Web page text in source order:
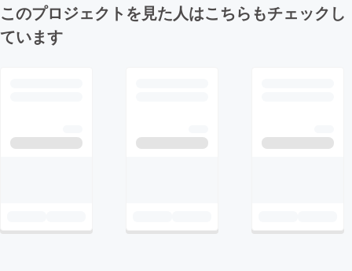
このプロジェクトを見た人はこちらもチェックし
ています